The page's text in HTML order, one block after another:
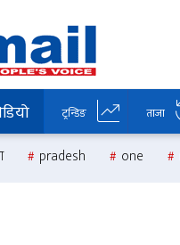
ट्रन्डिङ ताजा
pradesh one